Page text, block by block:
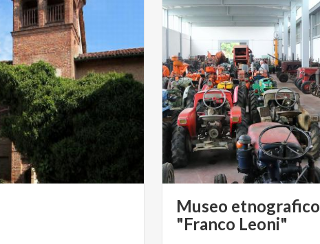
Museo etnografico
"Franco Leoni"